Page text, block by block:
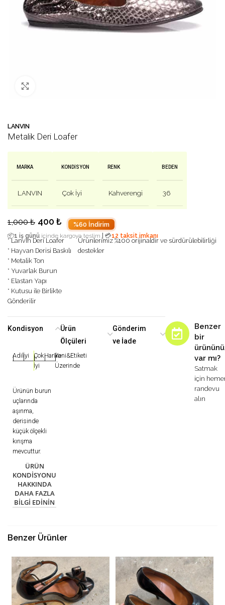
LANVIN
Metalik Deri Loafer
MARKA
LANVIN
KONDISYON
Çok İyi
RENK
Kahverengi
BEDEN
36
1,000₺ 400 ₺ %60 İndirim
📦1 iş günü içinde kargoya teslim 💳12 taksit imkanı
* Lanvin Deri Loafer
* Hayvan Derisi Baskılı
* Metalik Ton
* Yuvarlak Burun
* Elastan Yapı
* Kutusu ile Birlikte
Gönderilir
Ürünlerimiz %100 orijinaldir ve sürdürülebilirliği
destekler
Kondisyon
|Adil|İyi |Çok
İyi
|Harika
|Yeni&Etiketi
Üzerinde
Ürünün burun
uçlarında
aşınma,
derisinde
küçük ölçekli
kırışma
mevcuttur.
ÜRÜN
KONDISYONU
HAKKINDA
DAHA FAZLA
BILGI EDININ
Ürün
Ölçüleri
Gönderim
ve İade
Benzer
bir
var mı?
Satmak
için
randevu
alın
Benzer Ürünler